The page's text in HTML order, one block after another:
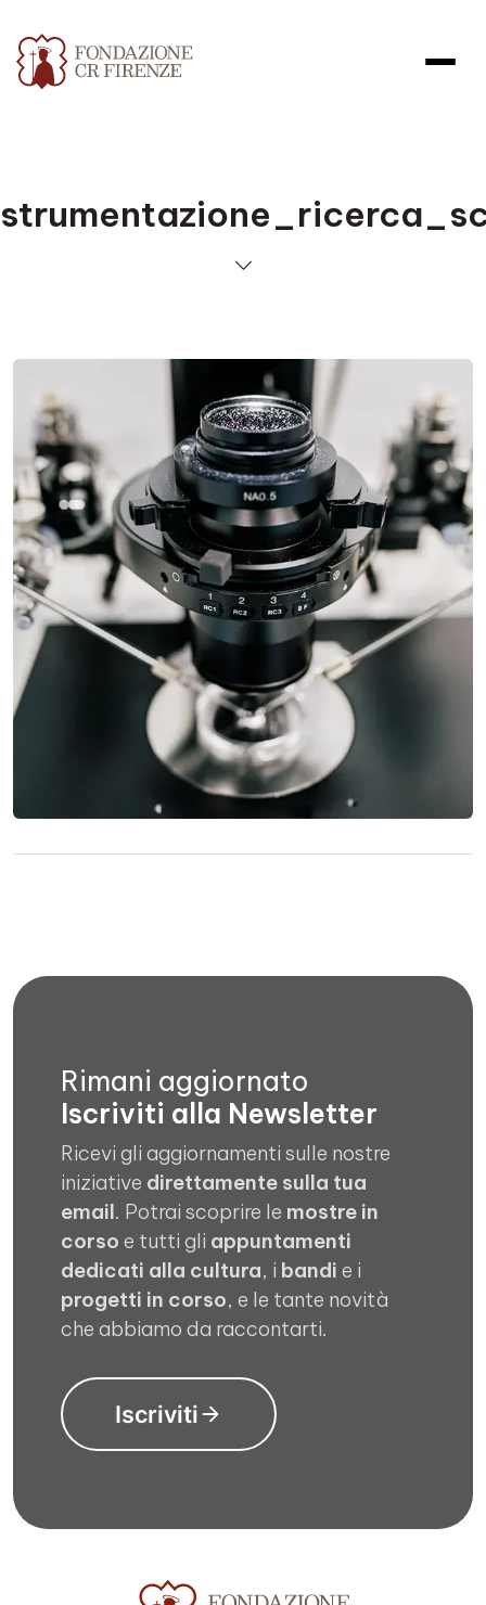
Rimani aggiornato
Iscriviti alla Newsletter
Ricevi gli aggiornamenti sulle nostre
iniziative direttamente sulla tua
email. Potrai scoprire le mostre in
corso e tutti gli appuntamenti
dedicati alla cultura, i bandi e i
progetti in corso, e le tante novità
che abbiamo da raccontarti.
Iscriviti